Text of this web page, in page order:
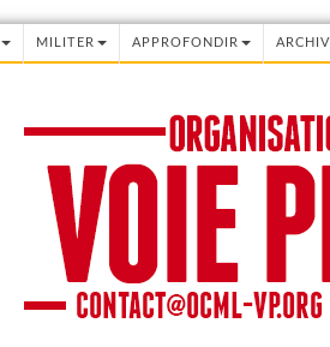
MILITER APPROFONDIR